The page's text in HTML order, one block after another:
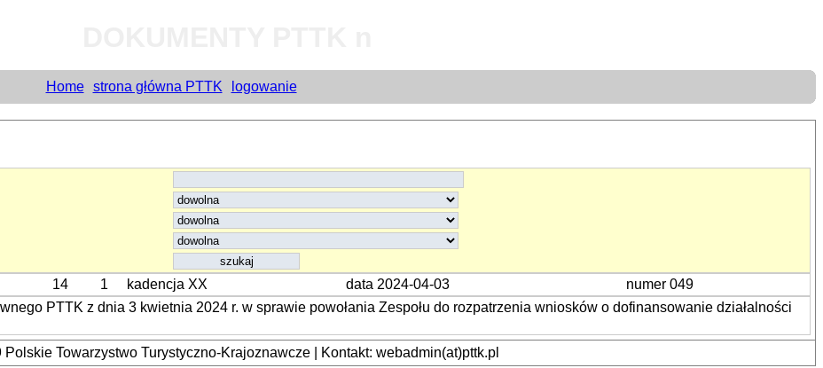
Home strona główna PTTK logowanie
14 1 kadencja XX data 2024-04-03
numer 049
PTTK z dnia 3 kwietnia 2024 r. w sprawie powołania Zespołu do rozpatrzenia wniosków o dofinansowanie działalności
Towarzystwo Turystyczno-Krajoznawcze | Kontakt: webadmin(at)pttk.pl